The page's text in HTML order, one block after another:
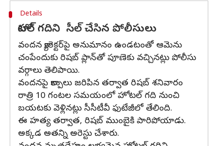
Details
హోటల్ గదిని సీల్ చేసిన పోలీసులు
వందన క్యారెక్టర్‌పై అనుమానం ఉండటంతో ఆమెను
చంపేందుకు రిషబ్‌ ప్లాన్‌తో పూణెకు వచ్చినట్లు పోలీసు
వర్గాలు తెలిపాయి.
వందనపై కాల్పులు జరిపిన తర్వాత రిషబ్ శనివారం
రాత్రి 10 గంటల సమయంలో హోటల్ గది నుంచి
బయటకు వెళ్లినట్లు సీసీటీవీ ఫుటేజీలో తేలింది.
ఈ హత్య తర్వాత, రిషబ్ ముంబైకి పారిపోయాడు.
అక్కడ అతన్ని అరెస్టు చేశారు.